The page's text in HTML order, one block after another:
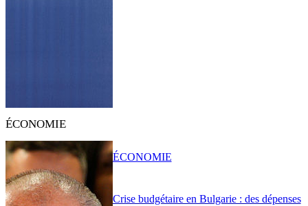
ÉCONOMIE
Crise budgétaire en Bulgarie : des dépenses
ÉCONOMIE